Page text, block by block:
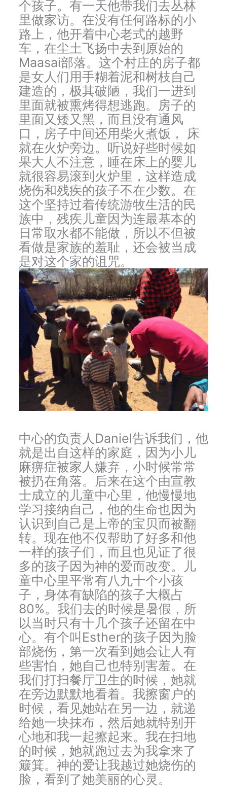
个孩子。有一天他带我们去丛林
里做家访。在没有任何路标的小
路上，他开着中心老式的越野
车，在尘土飞扬中去到原始的
Maasai部落。这个村庄的房子都
是女人们用手糊着泥和树枝自己
建造的，极其破陋，我们一进到
里面就被熏烤得想逃跑。房子的
里面又矮又黑，而且没有通风
口，房子中间还用柴火煮饭， 床
就在火炉旁边。听说好些时候如
果大人不注意，睡在床上的婴儿
就很容易滚到火炉里，这样造成
烧伤和残疾的孩子不在少数。在
这个坚持过着传统游牧生活的民
族中，残疾儿童因为连最基本的
日常取水都不能做，所以不但被
看做是家族的羞耻，还会被当成
是对这个家的诅咒。
中心的负责人Daniel告诉我们，他
就是出自这样的家庭，因为小儿
麻痹症被家人嫌弃，小时候常常
被扔在角落。后来在这个由宣教
士成立的儿童中心里，他慢慢地
学习接纳自己，他的生命也因为
认识到自己是上帝的宝贝而被翻
转。现在他不仅帮助了好多和他
一样的孩子们，而且也见证了很
多的孩子因为神的爱而改变。儿
童中心里平常有八九十个小孩
子，身体有缺陷的孩子大概占
80%。我们去的时候是暑假，所
以当时只有十几个孩子还留在中
心。有个叫Esther的孩子因为脸
部烧伤，第一次看到她会让人有
些害怕，她自己也特别害羞。在
我们打扫餐厅卫生的时候，她就
在旁边默默地看着。我擦窗户的
时候，看见她站在另一边，就递
给她一块抹布，然后她就特别开
心地和我一起擦起来。我在扫地
的时候，她就跑过去为我拿来了
簸箕。神的爱让我越过她烧伤的
脸，看到了她美丽的心灵。